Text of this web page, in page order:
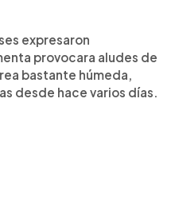
expresaron
provocara aludes de
bastante húmeda,
desde hace varios días.